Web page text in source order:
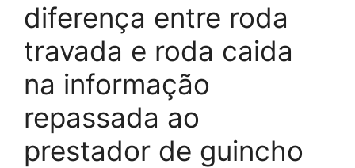
diferença entre roda
travada e roda caida
na informação
repassada ao
prestador de guincho